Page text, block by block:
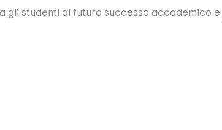
gli studenti al futuro successo accademico